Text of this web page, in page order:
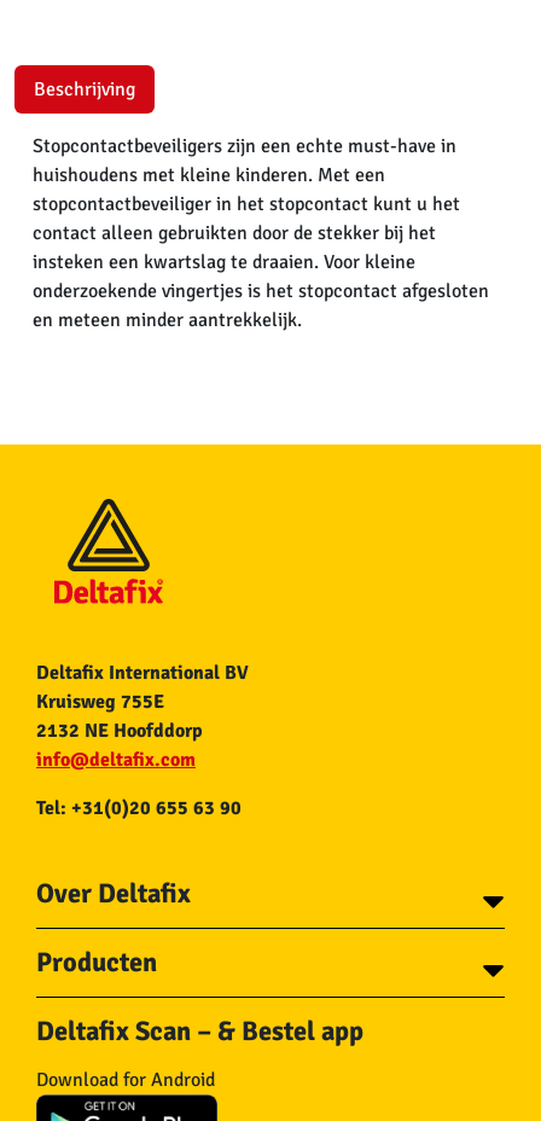
Beschrijving
Stopcontactbeveiligers zijn een echte must-have in
huishoudens met kleine kinderen. Met een
stopcontactbeveiliger in het stopcontact kunt u het
contact alleen gebruikten door de stekker bij het
insteken een kwartslag te draaien. Voor kleine
onderzoekende vingertjes is het stopcontact afgesloten
en meteen minder aantrekkelijk.
Deltafix International BV
Kruisweg 755E
2132 NE Hoofddorp
info@deltafix.com
Tel: +31(0)20 655 63 90
Over Deltafix
Voor gemeentes
Over Deltafix
Producten
Schroeven
Bouten
Draadnagels
Ketting en Toebehoren
Deltafix Scan – & Bestel app
Download for Android